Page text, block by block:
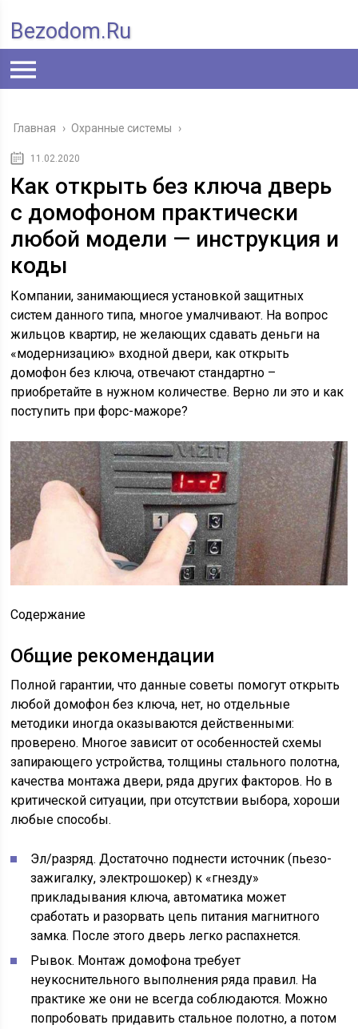
Bezodom.ru
Главная › Охранные системы ›
11.02.2020
Как открыть без ключа дверь
с домофоном практически
любой модели — инструкция и
коды
Компании, занимающиеся установкой защитных
систем данного типа, многое умалчивают. На вопрос
жильцов квартир, не желающих сдавать деньги на
«модернизацию» входной двери, как открыть
домофон без ключа, отвечают стандартно –
приобретайте в нужном количестве. Верно ли это и как
поступить при форс-мажоре?
Содержание
Общие рекомендации
Полной гарантии, что данные советы помогут открыть
любой домофон без ключа, нет, но отдельные
методики иногда оказываются действенными:
проверено. Многое зависит от особенностей схемы
запирающего устройства, толщины стального полотна,
качества монтажа двери, ряда других факторов. Но в
критической ситуации, при отсутствии выбора, хороши
любые способы.
Эл/разряд. Достаточно поднести источник (пьезо-
зажигалку, электрошокер) к «гнезду»
прикладывания ключа, автоматика может
сработать и разорвать цепь питания магнитного
замка. После этого дверь легко распахнется.
Рывок. Монтаж домофона требует
неукоснительного выполнения ряда правил. На
практике же они не всегда соблюдаются. Можно
попробовать придавить стальное полотно, а потом